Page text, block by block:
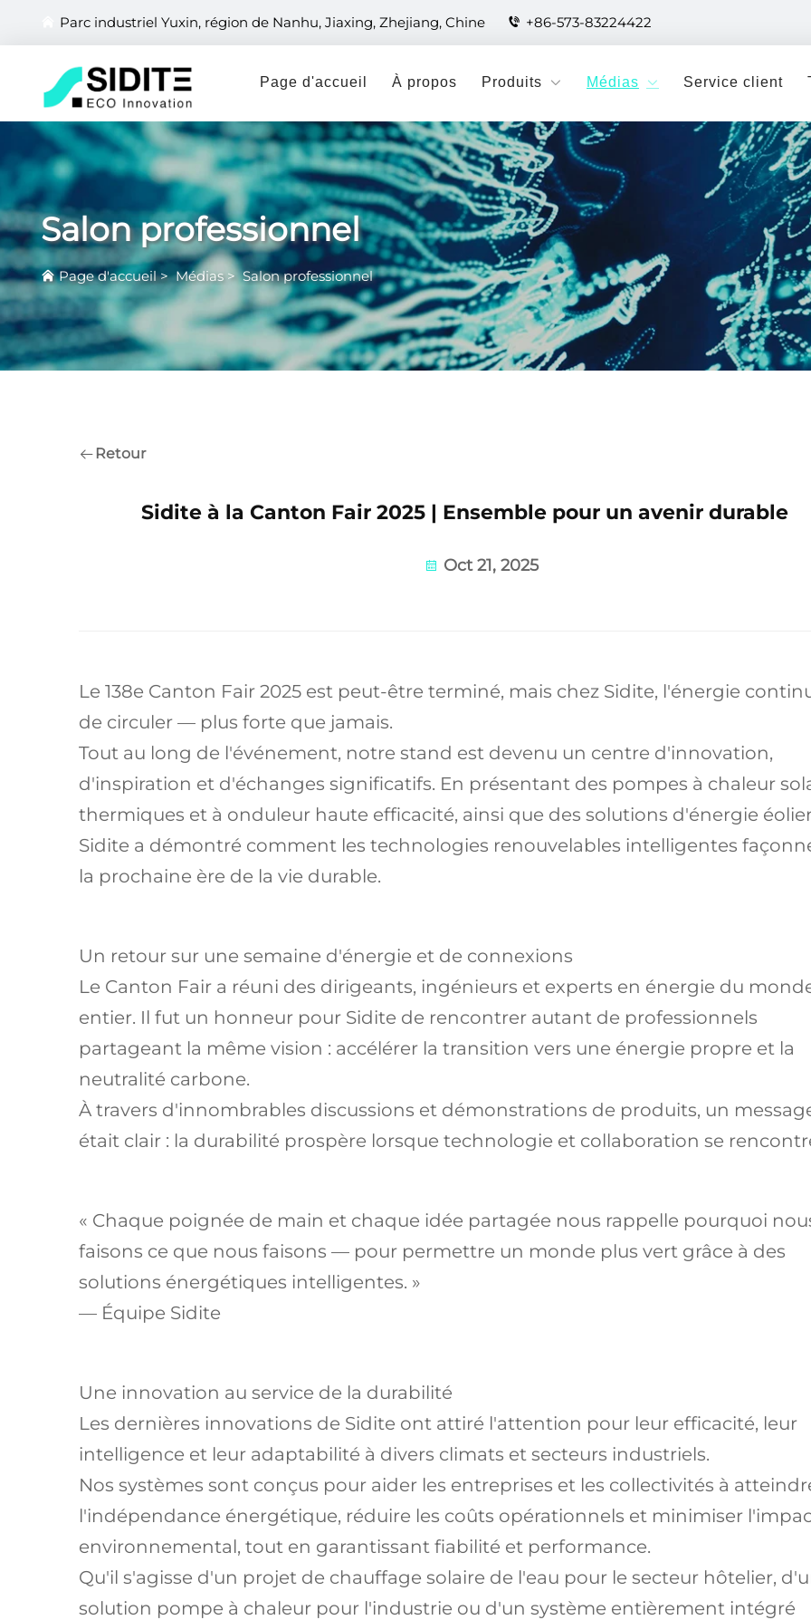
Parc industriel Yuxin, région de Nanhu, Jiaxing, Zhejiang, Chine +86-573-83224422
Page d'accueil À propos Produits Médias Service client
Salon professionnel
Page d'accueil>Médias>Salon professionnel
Retour
Sidite à la Canton Fair 2025 | Ensemble pour un avenir durable
Oct 21, 2025
Le 138e Canton Fair 2025 est peut-être terminé, mais chez Sidite, l'énergie
de circuler — plus forte que jamais.
Tout au long de l'événement, notre stand est devenu un centre d'innovation,
d'inspiration et d'échanges significatifs. En présentant des pompes à chaleur
thermiques et à onduleur haute efficacité, ainsi que des solutions d'énergie
Sidite a démontré comment les technologies renouvelables intelligentes
la prochaine ère de la vie durable.
Un retour sur une semaine d'énergie et de connexions
Le Canton Fair a réuni des dirigeants, ingénieurs et experts en énergie du
entier. Il fut un honneur pour Sidite de rencontrer autant de professionnels
partageant la même vision : accélérer la transition vers une énergie propre et la
neutralité carbone.
À travers d'innombrables discussions et démonstrations de produits, un
était clair : la durabilité prospère lorsque technologie et collaboration se
« Chaque poignée de main et chaque idée partagée nous rappelle pourquoi
faisons ce que nous faisons — pour permettre un monde plus vert grâce à des
solutions énergétiques intelligentes. »
— Équipe Sidite
Une innovation au service de la durabilité
Les dernières innovations de Sidite ont attiré l'attention pour leur efficacité, leur
intelligence et leur adaptabilité à divers climats et secteurs industriels.
Nos systèmes sont conçus pour aider les entreprises et les collectivités à
l'indépendance énergétique, réduire les coûts opérationnels et minimiser
environnemental, tout en garantissant fiabilité et performance.
Qu'il s'agisse d'un projet de chauffage solaire de l'eau pour le secteur hôtelier,
solution pompe à chaleur pour l'industrie ou d'un système entièrement intégré